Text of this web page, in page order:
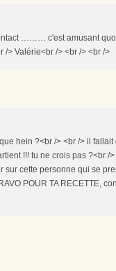
……… c'est amusant
/> Valérie<br /> <br /> <br />
hein ?<br /> <br /> il
!!! tu ne crois pas ?<br /
cette personne qui se
POUR TA RECETTE,